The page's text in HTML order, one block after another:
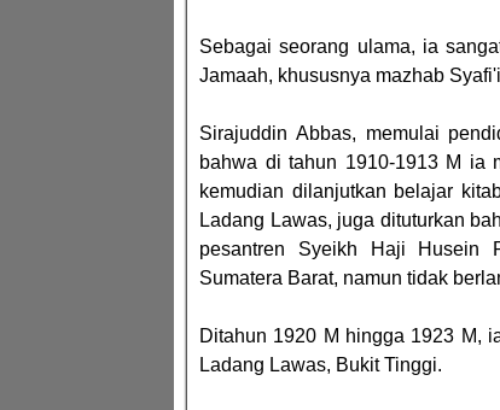
Sebagai seorang ulama, ia
Jamaah, khususnya mazhab
Sirajuddin Abbas, memulai
bahwa di tahun 1910-1913 M ia
kemudian dilanjutkan belajar
Ladang Lawas, juga dituturkan
pesantren Syeikh Haji Husein
Sumatera Barat, namun tidak
Ditahun 1920 M hingga 1923 M,
Ladang Lawas, Bukit Tinggi.